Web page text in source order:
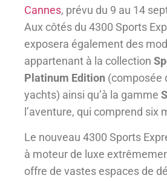
Cannes, prévu du 9 au 14
Aux côtés du 4300 Sports
exposera également des
appartenant à la collection
Platinum Edition (composée
yachts) ainsi qu’à la gamme
l’aventure, qui comprend six
Le nouveau 4300 Sports
à moteur de luxe
offre de vastes espaces de